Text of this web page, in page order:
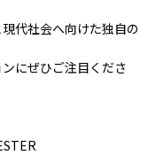
代社会へ向けた独自の
にぜひご注目くださ